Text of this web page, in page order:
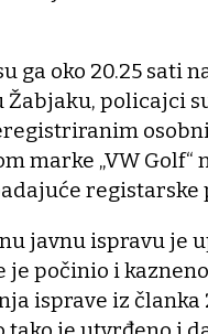
ga oko 20.25 sati
Žabjaku, policajci
marke „VW Golf“
registarske
javnu ispravu je
je počinio i
isprave iz članka